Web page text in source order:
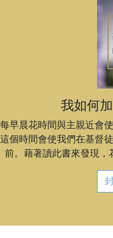
我如何
每早晨花時間與主親近會
這個時間會使我們在基督
前。藉著讀此書來發現，